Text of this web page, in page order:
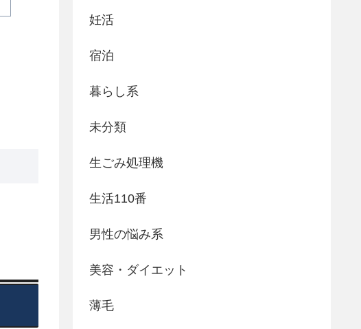
妊活
宿泊
暮らし系
未分類
生ごみ処理機
生活110番
男性の悩み系
美容・ダイエット
薄毛